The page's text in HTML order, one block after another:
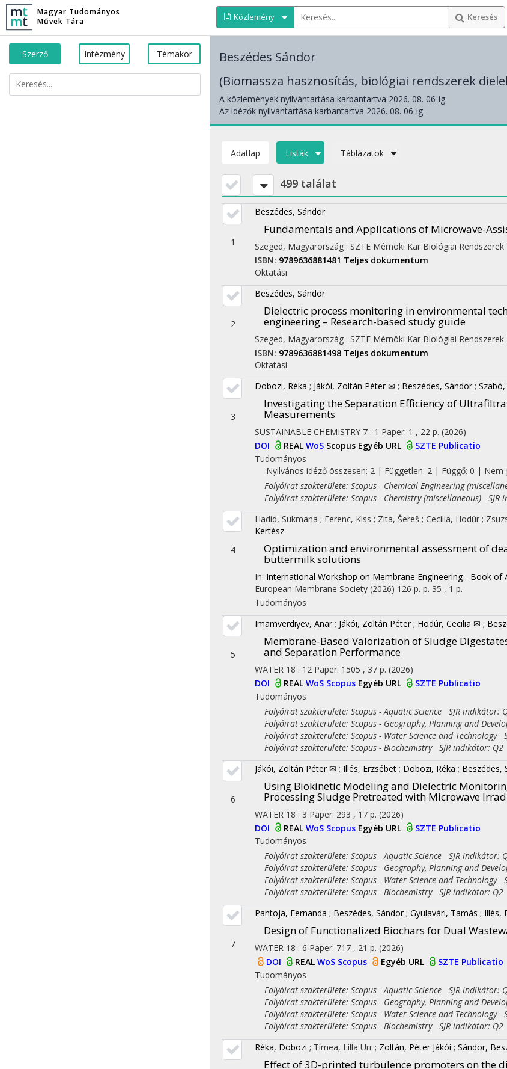
Magyar Tudományos
Művek Tára
Közlemény Keresés
Szerző Intézmény Témakör
Beszédes Sándor
(Biomassza hasznosítás, biológiai rendszerek
A közlemények nyilvántartása karbantartva 2026. 08. 06-ig.
Az idézők nyilvántartása karbantartva 2026. 08. 06-ig.
Adatlap Listák Táblázatok
499 találat
1
Beszédes, Sándor
Fundamentals and Applications of Microwave-
Szeged, Magyarország : SZTE Mérnöki Kar Biológiai
ISBN: 9789636881481 Teljes dokumentum
Oktatási
2
Beszédes, Sándor
Dielectric process monitoring in environmental
engineering – Research-based study guide
Szeged, Magyarország : SZTE Mérnöki Kar Biológiai
ISBN: 9789636881498 Teljes dokumentum
Oktatási
3
Dobozi, Réka ; Jákói, Zoltán Péter ✉ ; Beszédes, Sándor ;
Investigating the Separation Efficiency of
Measurements
SUSTAINABLE CHEMISTRY 7 : 1 Paper: 1 , 22 p. (2026)
DOI
REAL WoS Scopus Egyéb URL
SZTE Publicatio
Tudományos
Nyilvános idéző összesen: 2 | Független: 2 | Függő: 0 |
Folyóirat szakterülete: Scopus - Chemical Engineering
Folyóirat szakterülete: Scopus - Chemistry (miscellaneous) SJR
4
Hadid, Sukmana ; Ferenc, Kiss ; Zita, Šereš ; Cecilia, Hodúr ;
Kertész
Optimization and environmental assessment of
buttermilk solutions
In: International Workshop on Membrane Engineering - Book of
European Membrane Society (2026) 126 p. p. 35 , 1 p.
Tudományos
5
Imamverdiyev, Anar ; Jákói, Zoltán Péter ; Hodúr, Cecilia ✉ ;
Membrane-Based Valorization of Sludge
and Separation Performance
WATER 18 : 12 Paper: 1505 , 37 p. (2026)
DOI
REAL WoS Scopus Egyéb URL
SZTE Publicatio
Tudományos
Folyóirat szakterülete: Scopus - Aquatic Science SJR indikátor:
Folyóirat szakterülete: Scopus - Geography, Planning and
Folyóirat szakterülete: Scopus - Water Science and Technology
Folyóirat szakterülete: Scopus - Biochemistry SJR indikátor: Q2
6
Jákói, Zoltán Péter ✉ ; Illés, Erzsébet ; Dobozi, Réka ; Beszédes,
Using Biokinetic Modeling and Dielectric
Processing Sludge Pretreated with Microwave
WATER 18 : 3 Paper: 293 , 17 p. (2026)
DOI
REAL WoS Scopus Egyéb URL
SZTE Publicatio
Tudományos
Folyóirat szakterülete: Scopus - Aquatic Science SJR indikátor:
Folyóirat szakterülete: Scopus - Geography, Planning and
Folyóirat szakterülete: Scopus - Water Science and Technology
Folyóirat szakterülete: Scopus - Biochemistry SJR indikátor: Q2
7
Pantoja, Fernanda ; Beszédes, Sándor ; Gyulavári, Tamás ; Illés,
Design of Functionalized Biochars for Dual
WATER 18 : 6 Paper: 717 , 21 p. (2026)
DOI
REAL WoS Scopus Egyéb URL
SZTE Publicatio
Tudományos
Folyóirat szakterülete: Scopus - Aquatic Science SJR indikátor:
Folyóirat szakterülete: Scopus - Geography, Planning and
Folyóirat szakterülete: Scopus - Water Science and Technology
Folyóirat szakterülete: Scopus - Biochemistry SJR indikátor: Q2
Réka, Dobozi ; Tímea, Lilla Urr ; Zoltán, Péter Jákói ; Sándor,
Effect of 3D-printed turbulence promoters on the